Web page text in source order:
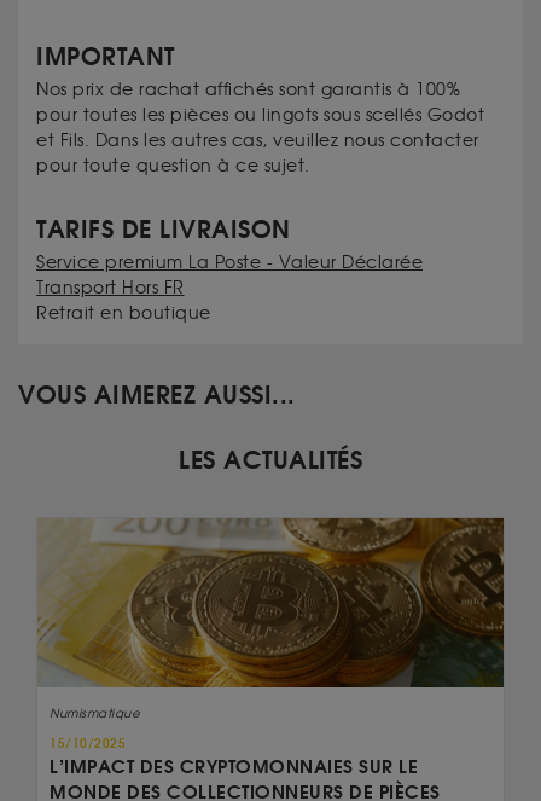
IMPORTANT
Nos prix de rachat affichés sont garantis à 100%
pour toutes les pièces ou lingots sous scellés Godot
et Fils. Dans les autres cas, veuillez nous contacter
pour toute question à ce sujet.
TARIFS DE LIVRAISON
Service premium La Poste - Valeur Déclarée
Transport Hors FR
Retrait en boutique
VOUS AIMEREZ AUSSI...
LES ACTUALITÉS
Numismatique
15/10/2025
L’IMPACT DES CRYPTOMONNAIES SUR LE
MONDE DES COLLECTIONNEURS DE PIÈCES